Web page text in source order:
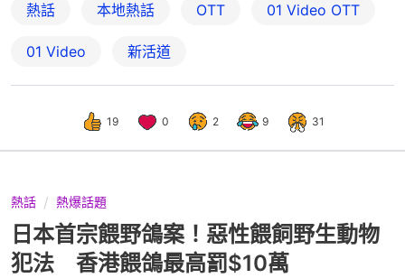
熱話 本地熱話 OTT 01‌ ‌Video‌ ‌OTT
01 Video 新活道
19 0 2 9 31
熱話 熱爆話題
日本首宗餵野鴿案！惡性餵飼野生動物
犯法 香港餵鴿最高罰$10萬